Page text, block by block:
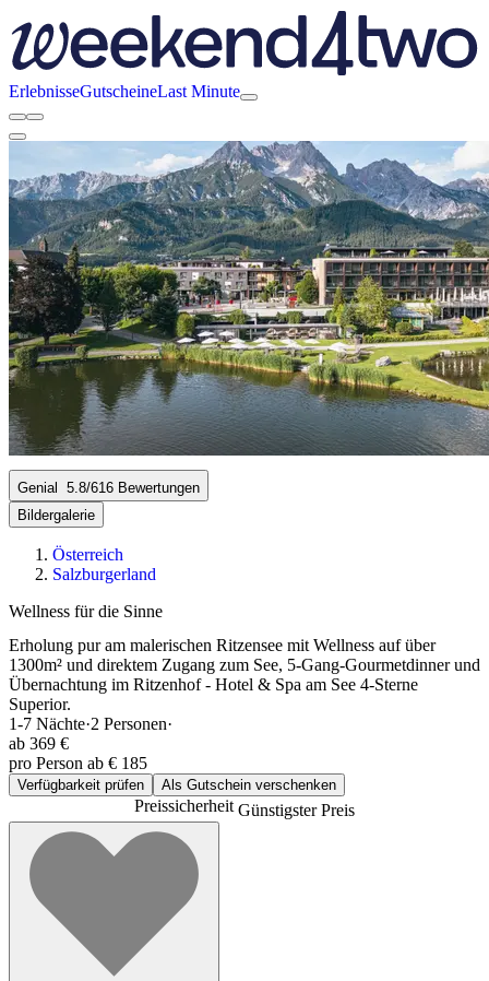
ErlebnisseGutscheineLast Minute
Genial 5.8/616 Bewertungen
Bildergalerie
Österreich
Salzburgerland
Wellness für die Sinne
Erholung pur am malerischen Ritzensee mit Wellness auf über
1300m² und direktem Zugang zum See, 5-Gang-Gourmetdinner und
Übernachtung im Ritzenhof - Hotel & Spa am See 4-Sterne
Superior.
1-7 Nächte·2 Personen·
ab 369 €
pro Person ab € 185
Verfügbarkeit prüfen Als Gutschein verschenken
PreissicherheitGünstigster Preis